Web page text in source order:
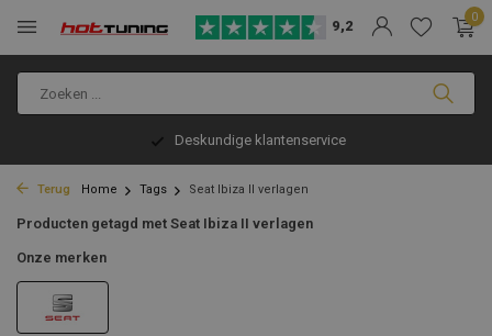
9,2
0
Deskundige klantenservice
Terug Home Tags Seat Ibiza II verlagen
Producten getagd met Seat Ibiza II verlagen
Onze merken